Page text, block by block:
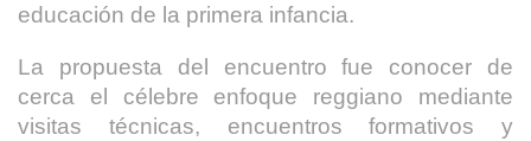
educación de la primera infancia.
La propuesta del encuentro fue conocer de
cerca el célebre enfoque reggiano mediante
visitas técnicas, encuentros formativos y